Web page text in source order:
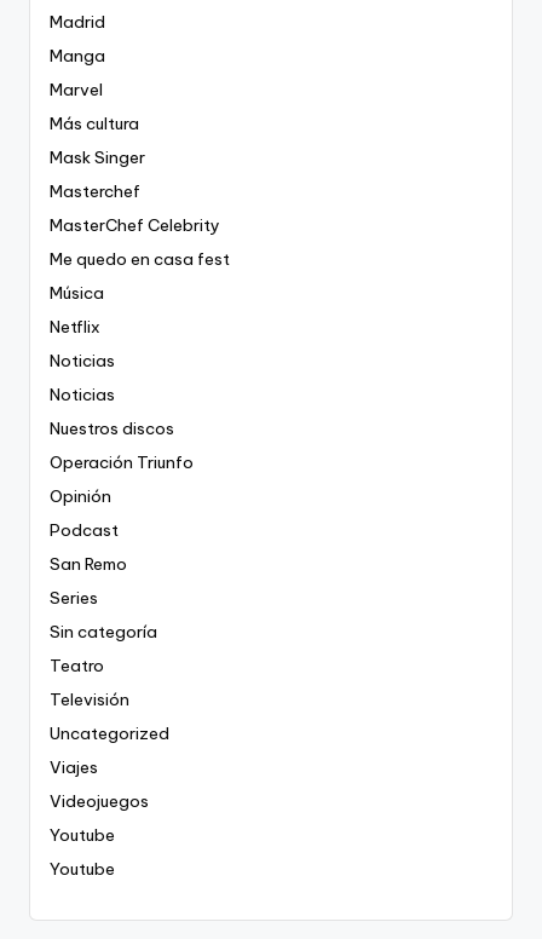
Madrid
Manga
Marvel
Más cultura
Mask Singer
Masterchef
MasterChef Celebrity
Me quedo en casa fest
Música
Netflix
Noticias
Noticias
Nuestros discos
Operación Triunfo
Opinión
Podcast
San Remo
Series
Sin categoría
Teatro
Televisión
Uncategorized
Viajes
Videojuegos
Youtube
Youtube